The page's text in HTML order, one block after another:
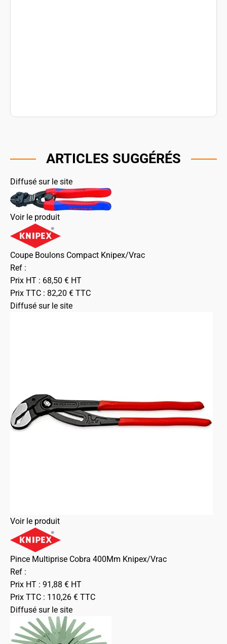
ARTICLES SUGGÉRÉS
Diffusé sur le site
Voir le produit
Coupe Boulons Compact Knipex/Vrac
Ref :
Prix HT : 68,50 € HT
Prix TTC : 82,20 € TTC
Diffusé sur le site
Voir le produit
Pince Multiprise Cobra 400Mm Knipex/Vrac
Ref :
Prix HT : 91,88 € HT
Prix TTC : 110,26 € TTC
Diffusé sur le site